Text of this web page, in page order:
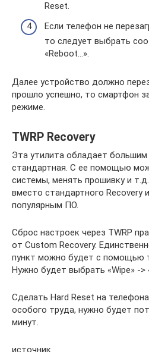
Reset.
Если телефон не
то следует выбрать
«Reboot…».
Далее устройство должно
прошло успешно, то смартфон
режиме.
TWRP Recovery
Эта утилита обладает
стандартная. С ее помощью
системы, менять прошивку и
вместо стандартного Recovery
популярным ПО.
Сброс настроек через TWRP
от Custom Recovery.
пункт можно будет с помощью
Нужно будет выбрать «Wipe» ->
Сделать Hard Reset на
особого труда, нужно будет
минут.
источник